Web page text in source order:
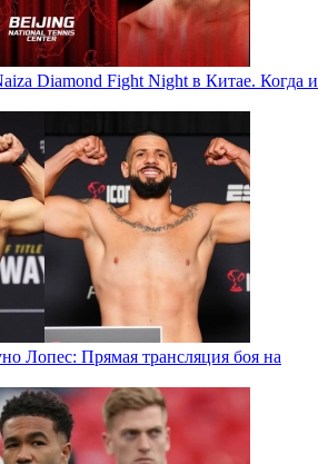
Diamond Fight Night в Китае. Когда и
Лопес: Прямая трансляция боя на